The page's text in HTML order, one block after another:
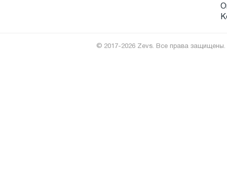
© 2017-2026 Zevs. Все права